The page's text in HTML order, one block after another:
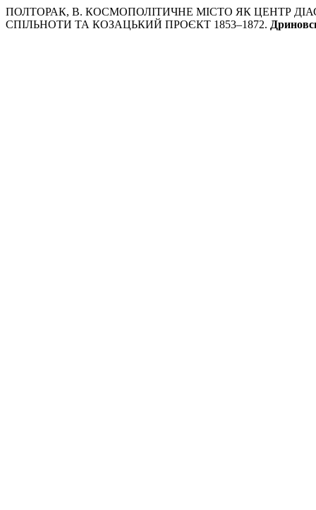
ПОЛТОРАК, В. КОСМОПОЛІТИЧНЕ МІСТО ЯК ЦЕНТР
СПІЛЬНОТИ ТА КОЗАЦЬКИЙ ПРОЄКТ 1853–1872.